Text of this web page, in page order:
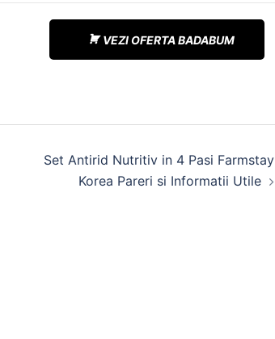
VEZI OFERTA BADABUM
Set Antirid Nutritiv in 4 Pasi Farmstay
Korea Pareri si Informatii Utile